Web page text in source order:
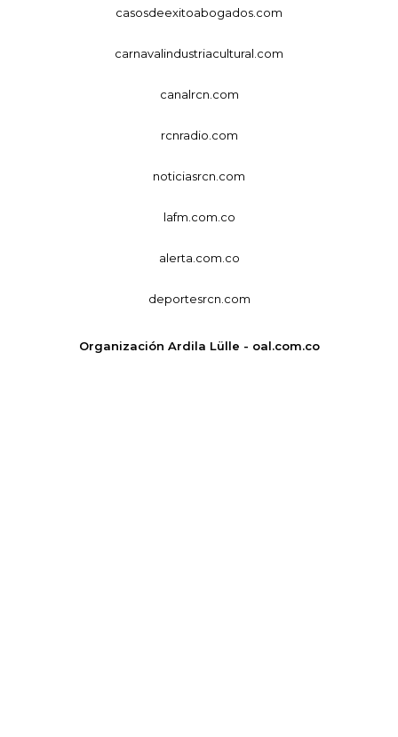
casosdeexitoabogados.com
carnavalindustriacultural.com
canalrcn.com
rcnradio.com
noticiasrcn.com
lafm.com.co
alerta.com.co
deportesrcn.com
Organización Ardila Lülle - oal.com.co